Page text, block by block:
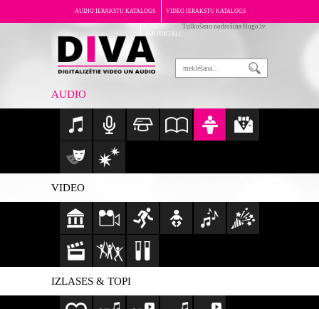
AUDIO IERAKSTU KATALOGS VIDEO IERAKSTU KATALOGS
PAR PORTĀLU
Tulkošanu nodrošina Hugo.lv
AUDIO
VIDEO
IZLASES & TOPI